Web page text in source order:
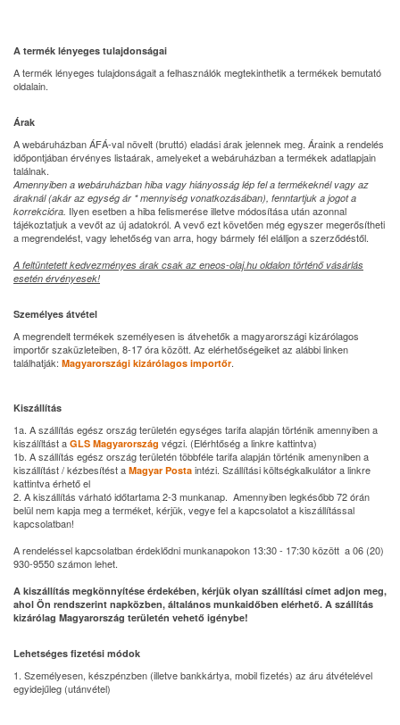
A termék lényeges tulajdonságai
A termék lényeges tulajdonságait a felhasználók megtekinthetik a termékek bemutató
oldalain.
Árak
A webáruházban ÁFÁ-val növelt (bruttó) eladási árak jelennek meg. Áraink a rendelés
időpontjában érvényes listaárak, amelyeket a webáruházban a termékek adatlapjain
találnak.
Amennyiben a webáruházban hiba vagy hiányosság lép fel a termékeknél vagy az
áraknál (akár az egység ár * mennyiség vonatkozásában), fenntartjuk a jogot a
korrekcióra. Ilyen esetben a hiba felismerése illetve módosítása után azonnal
tájékoztatjuk a vevőt az új adatokról. A vevő ezt követően még egyszer megerősítheti
a megrendelést, vagy lehetőség van arra, hogy bármely fél elálljon a szerződéstől.
A feltüntetett kedvezményes árak csak az eneos-olaj.hu oldalon történő vásárlás
esetén érvényesek!
Személyes átvétel
A megrendelt termékek személyesen is átvehetők a magyarországi kizárólagos
importőr szaküzleteiben, 8-17 óra között. Az elérhetőségeiket az alábbi linken
találhatják: Magyarországi kizárólagos importőr.
Kiszállítás
1a. A szállítás egész ország területén egységes tarifa alapján történik amennyiben a
kiszálíltást a GLS Magyarország végzi. (Elérhtőség a linkre kattintva)
1b. A szállítás egész ország területén többféle tarifa alapján történik amenyniben a
kiszállítást / kézbesítést a Magyar Posta intézi. Szállítási költségkalkulátor a linkre
kattintva érhető el
2. A kiszállítás várható időtartama 2-3 munkanap. Amennyiben legkésőbb 72 órán
belül nem kapja meg a terméket, kérjük, vegye fel a kapcsolatot a kiszállítással
kapcsolatban!
A rendeléssel kapcsolatban érdeklődni munkanapokon 13:30 - 17:30 között a 06 (20)
930-9550 számon lehet.
A kiszállítás megkönnyítése érdekében, kérjük olyan szállítási címet adjon meg,
ahol Ön rendszerint napközben, általános munkaidőben elérhető. A szállítás
kizárólag Magyarország területén vehető igénybe!
Lehetséges fizetési módok
1. Személyesen, készpénzben (illetve bankkártya, mobil fizetés) az áru átvételével
egyidejűleg (utánvétel)